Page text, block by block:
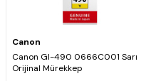
Canon
Canon GI-490 0666C001 Sarı
Orijinal Mürekkep